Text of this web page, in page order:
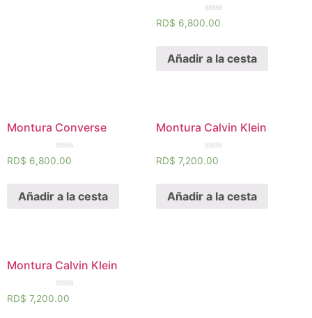
Calificado
0
RD$ 6,800.00
Añadir a la cesta
Montura Converse
Calificado
0
RD$ 6,800.00
Añadir a la cesta
Montura Calvin Klein
Calificado
0
RD$ 7,200.00
Añadir a la cesta
Montura Calvin Klein
Calificado
0
RD$ 7,200.00